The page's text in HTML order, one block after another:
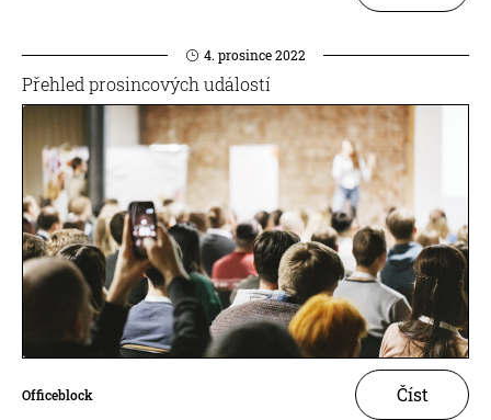
4. prosince 2022
Přehled prosincových událostí
Officeblock Číst